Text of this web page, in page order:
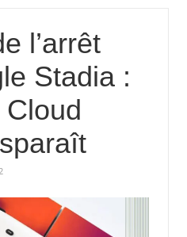
l’arrêt
Stadia :